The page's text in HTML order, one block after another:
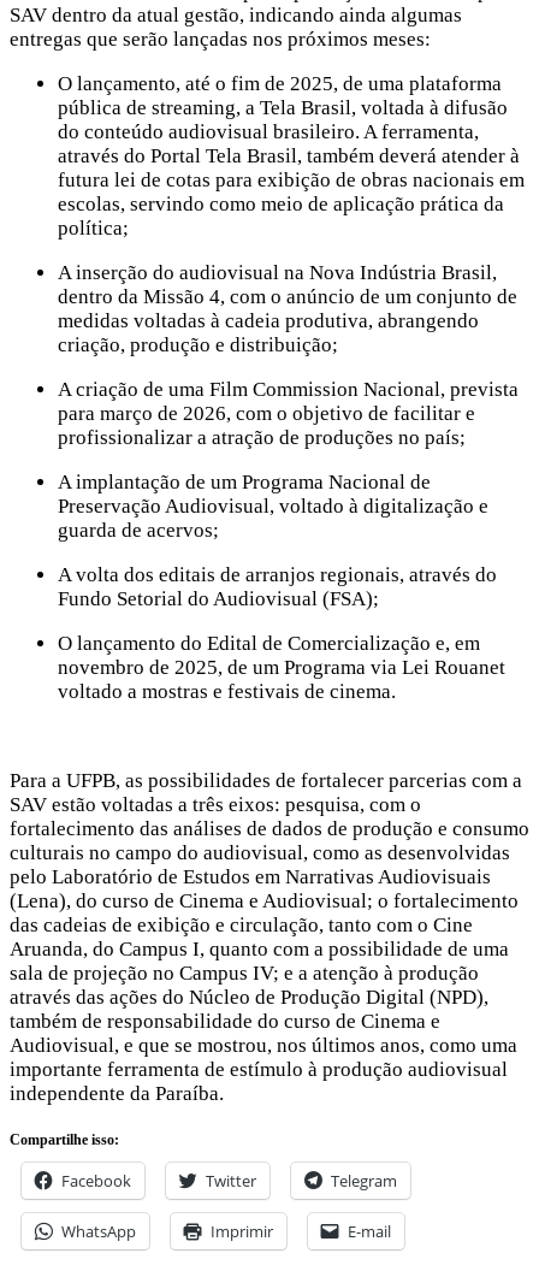
SAV dentro da atual gestão, indicando ainda algumas
entregas que serão lançadas nos próximos meses:
O lançamento, até o fim de 2025, de uma plataforma
pública de streaming, a Tela Brasil, voltada à difusão
do conteúdo audiovisual brasileiro. A ferramenta,
através do Portal Tela Brasil, também deverá atender à
futura lei de cotas para exibição de obras nacionais em
escolas, servindo como meio de aplicação prática da
política;
A inserção do audiovisual na Nova Indústria Brasil,
dentro da Missão 4, com o anúncio de um conjunto de
medidas voltadas à cadeia produtiva, abrangendo
criação, produção e distribuição;
A criação de uma Film Commission Nacional, prevista
para março de 2026, com o objetivo de facilitar e
profissionalizar a atração de produções no país;
A implantação de um Programa Nacional de
Preservação Audiovisual, voltado à digitalização e
guarda de acervos;
A volta dos editais de arranjos regionais, através do
Fundo Setorial do Audiovisual (FSA);
O lançamento do Edital de Comercialização e, em
novembro de 2025, de um Programa via Lei Rouanet
voltado a mostras e festivais de cinema.
Para a UFPB, as possibilidades de fortalecer parcerias com a
SAV estão voltadas a três eixos: pesquisa, com o
fortalecimento das análises de dados de produção e consumo
culturais no campo do audiovisual, como as desenvolvidas
pelo Laboratório de Estudos em Narrativas Audiovisuais
(Lena), do curso de Cinema e Audiovisual; o fortalecimento
das cadeias de exibição e circulação, tanto com o Cine
Aruanda, do Campus I, quanto com a possibilidade de uma
sala de projeção no Campus IV; e a atenção à produção
através das ações do Núcleo de Produção Digital (NPD),
também de responsabilidade do curso de Cinema e
Audiovisual, e que se mostrou, nos últimos anos, como uma
importante ferramenta de estímulo à produção audiovisual
independente da Paraíba.
Compartilhe isso:
Facebook Twitter Telegram
WhatsApp Imprimir E-mail